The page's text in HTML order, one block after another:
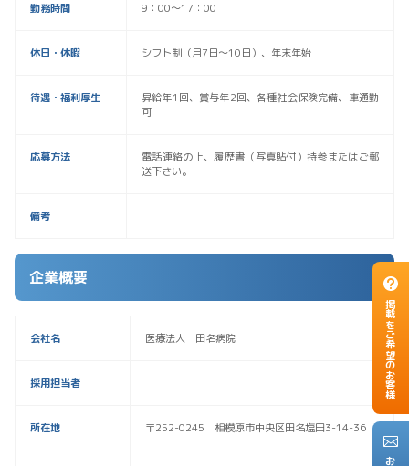
掲載をご希望のお客様
勤務時間 9：00～17：00
休日・休暇 シフト制（月7日～10日）、年末年始
待遇・福利厚生
昇給年1回、賞与年2回、各種社会保険完備、車通勤
可
応募方法
電話連絡の上、履歴書（写真貼付）持参またはご郵
送下さい。
備考
企業概要
会社名 医療法人 田名病院
採用担当者
所在地 〒252-0245 相模原市中央区田名塩田3-14-36